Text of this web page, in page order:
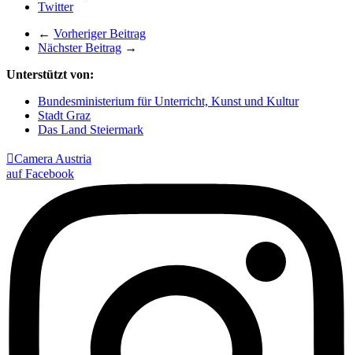
Twitter
← Vorheriger Beitrag
Nächster Beitrag →
Unterstützt von:
Bundesministerium für Unterricht, Kunst und Kultur
Stadt Graz
Das Land Steiermark
Camera Austria
auf Facebook